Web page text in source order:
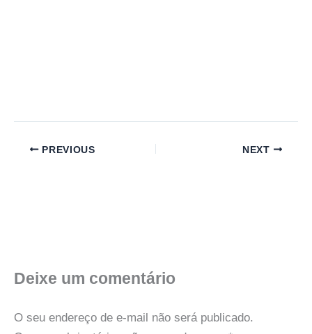
PREVIOUS NEXT
Deixe um comentário
O seu endereço de e-mail não será publicado.